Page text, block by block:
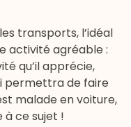
transports, l’idéal
activité agréable :
qu’il apprécie,
permettra de faire
malade en voiture,
à ce sujet !